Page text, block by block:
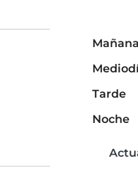
Mañana
Tarde
Noche